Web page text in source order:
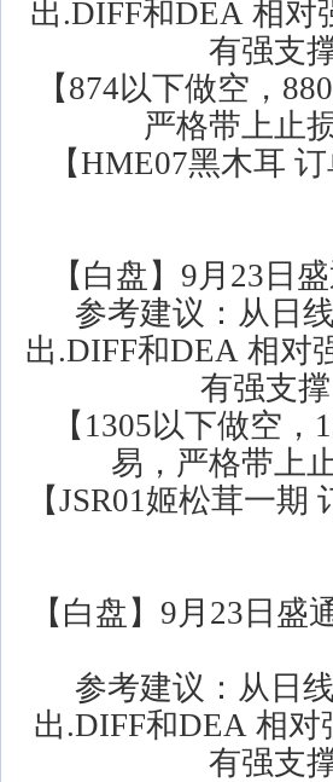
出.DIFF和DEA 相对
有强支
【874以下做空，
严格带上止
【HME07黑木耳
【白盘】9月23日
参考建议：从日
出.DIFF和DEA 相对
有强支
【1305以下做空
易，严格带上
【JSR01姬松茸一
【白盘】9月23日
参考建议：从日
出.DIFF和DEA 相
有强支